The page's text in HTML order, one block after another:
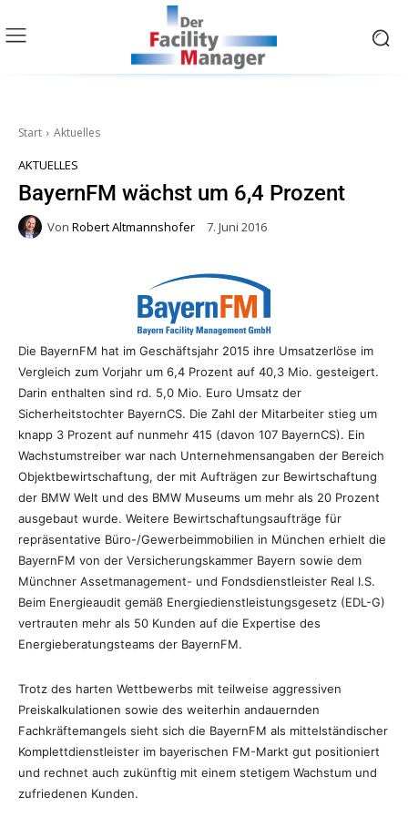
Start Aktuelles
AKTUELLES
BayernFM wächst um 6,4 Prozent
Von Robert Altmannshofer 7. Juni 2016
Die BayernFM hat im Geschäftsjahr 2015 ihre Umsatzerlöse im
Vergleich zum Vorjahr um 6,4 Prozent auf 40,3 Mio. gesteigert.
Darin enthalten sind rd. 5,0 Mio. Euro Umsatz der
Sicherheitstochter BayernCS. Die Zahl der Mitarbeiter stieg um
knapp 3 Prozent auf nunmehr 415 (davon 107 BayernCS). Ein
Wachstumstreiber war nach Unternehmensangaben der Bereich
Objektbewirtschaftung, der mit Aufträgen zur Bewirtschaftung
der BMW Welt und des BMW Museums um mehr als 20 Prozent
ausgebaut wurde. Weitere Bewirtschaftungsaufträge für
repräsentative Büro-/Gewerbeimmobilien in München erhielt die
BayernFM von der Versicherungskammer Bayern sowie dem
Münchner Assetmanagement- und Fondsdienstleister Real I.S.
Beim Energieaudit gemäß Energiedienstleistungsgesetz (EDL-G)
vertrauten mehr als 50 Kunden auf die Expertise des
Energieberatungsteams der BayernFM.
Trotz des harten Wettbewerbs mit teilweise aggressiven
Preiskalkulationen sowie des weiterhin andauernden
Fachkräftemangels sieht sich die BayernFM als mittelständischer
Komplettdienstleister im bayerischen FM-Markt gut positioniert
und rechnet auch zukünftig mit einem stetigem Wachstum und
zufriedenen Kunden.